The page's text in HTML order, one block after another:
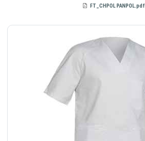
FT_CHPOL PANPOL.pdf